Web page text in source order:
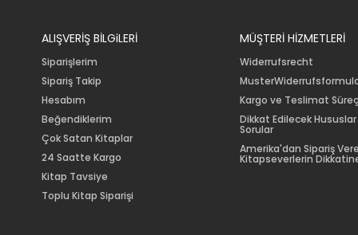
ALIŞVERİŞ BİLGiLERİ
Siparişlerim
Sipariş Takip
Hesabım
Beğendiklerim
Çok Satan Kitaplar
24 Saatte Kargo
Kitap Tavsiye
Toplu Kitap Siparişi
MÜŞTERİ HİZMETLERİ
Widerrufsrecht
Kargo ve Teslimat
Dikkat Edilecek Hususlar
Sorular
Amerika'dan Sipariş
Kitapseverlerin